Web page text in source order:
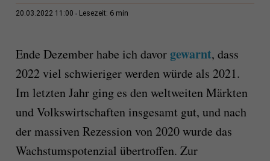
20.03.2022 11:00 Lesezeit: 6 min
Ende Dezember habe ich davor gewarnt, dass
2022 viel schwieriger werden würde als 2021.
Im letzten Jahr ging es den weltweiten Märkten
und Volkswirtschaften insgesamt gut, und nach
der massiven Rezession von 2020 wurde das
Wachstumspotenzial übertroffen. Zur